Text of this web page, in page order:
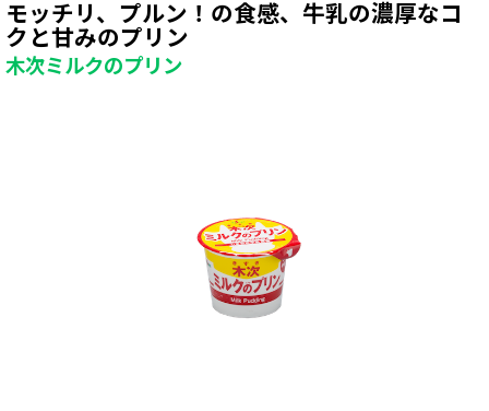
モッチリ、プルン！の食感、牛乳の濃厚なコ
クと甘みのプリン
木次ミルクのプリン